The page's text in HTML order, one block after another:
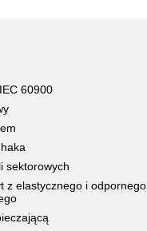
60900
sektorowych
z elastycznego i